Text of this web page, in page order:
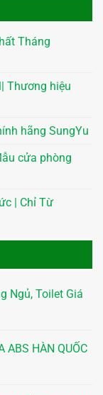
Tháng
Thương hiệu
hãng SungYu
cửa phòng
| Chỉ Từ
Ngủ, Toilet Giá
ABS HÀN QUỐC